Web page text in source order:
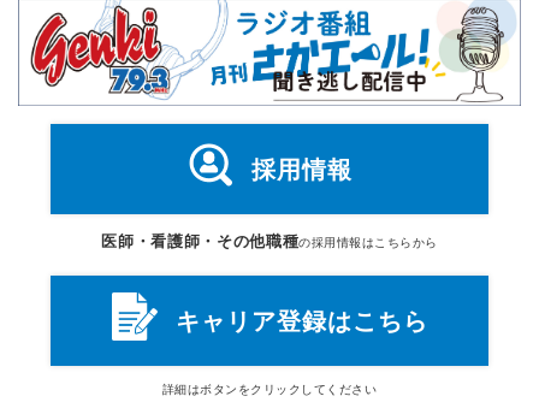
採用情報
医師・看護師・その他職種の採用情報はこちらから
キャリア登録はこちら
詳細はボタン をクリックしてください